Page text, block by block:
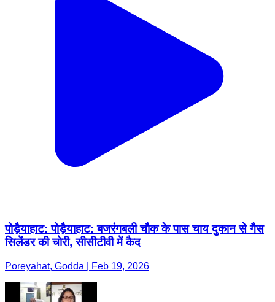
पोड़ैयाहाट: पोड़ैयाहाट: बजरंगबली चौक के पास चाय दुकान से गैस
सिलेंडर की चोरी, सीसीटीवी में कैद
Poreyahat, Godda | Feb 19, 2026